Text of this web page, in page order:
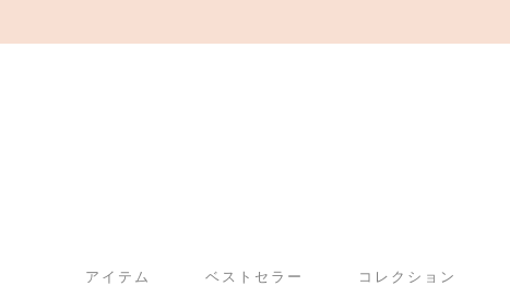
アイテム ベストセラー コレクション